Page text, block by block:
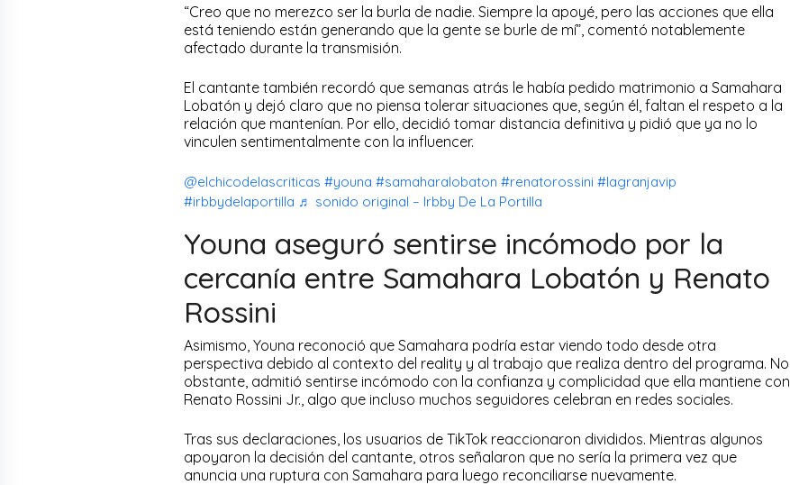
“Creo que no merezco ser la burla de nadie. Siempre la apoyé, pero las acciones que ella
está teniendo están generando que la gente se burle de mí”, comentó notablemente
afectado durante la transmisión.
El cantante también recordó que semanas atrás le había pedido matrimonio a Samahara
Lobatón y dejó claro que no piensa tolerar situaciones que, según él, faltan el respeto a la
relación que mantenían. Por ello, decidió tomar distancia definitiva y pidió que ya no lo
vinculen sentimentalmente con la influencer.
@elchicodelascriticas #youna #samaharalobaton #renatorossini #lagranjavip
#irbbydelaportilla ♬ sonido original – Irbby De La Portilla
Youna aseguró sentirse incómodo por la
cercanía entre Samahara Lobatón y Renato
Rossini
Asimismo, Youna reconoció que Samahara podría estar viendo todo desde otra
perspectiva debido al contexto del reality y al trabajo que realiza dentro del programa. No
obstante, admitió sentirse incómodo con la confianza y complicidad que ella mantiene con
Renato Rossini Jr., algo que incluso muchos seguidores celebran en redes sociales.
Tras sus declaraciones, los usuarios de TikTok reaccionaron divididos. Mientras algunos
apoyaron la decisión del cantante, otros señalaron que no sería la primera vez que
anuncia una ruptura con Samahara para luego reconciliarse nuevamente.